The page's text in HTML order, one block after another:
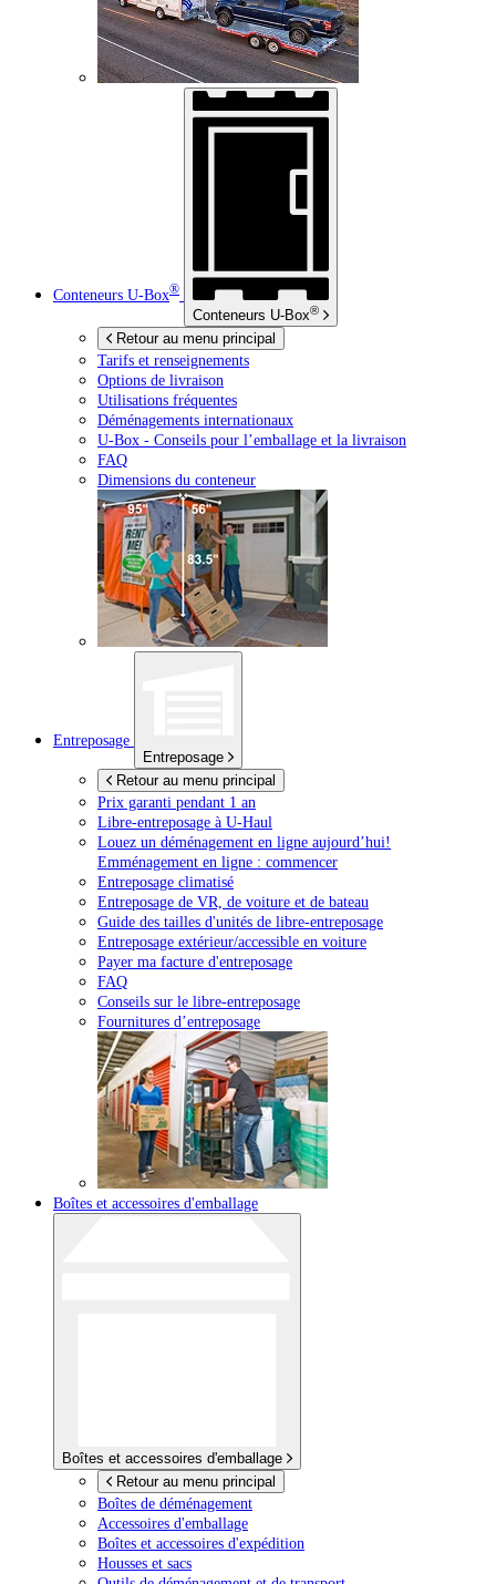
Conteneurs U-Box®
Conteneurs U-Box®
Retour au menu principal
Tarifs et renseignements
Options de livraison
Utilisations fréquentes
Déménagements internationaux
U-Box - Conseils pour l’emballage et la livraison
FAQ
Dimensions du conteneur
Entreposage
Entreposage
Retour au menu principal
Prix garanti pendant 1 an
Libre-entreposage à U-Haul
Louez un déménagement en ligne aujourd’hui!
Emménagement en ligne : commencer
Entreposage climatisé
Entreposage de VR, de voiture et de bateau
Guide des tailles d'unités de libre-entreposage
Entreposage extérieur/accessible en voiture
Payer ma facture d'entreposage
FAQ
Conseils sur le libre-entreposage
Fournitures d’entreposage
Boîtes et accessoires d'emballage
Boîtes et accessoires d'emballage
Retour au menu principal
Boîtes de déménagement
Accessoires d'emballage
Boîtes et accessoires d'expédition
Housses et sacs